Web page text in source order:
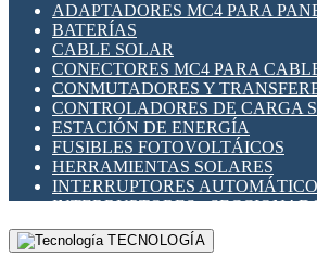
ADAPTADORES MC4 PARA
BATERÍAS
CABLE SOLAR
CONECTORES MC4 PARA
CONMUTADORES Y
CONTROLADORES DE CARGA
ESTACIÓN DE ENERGÍA
FUSIBLES FOTOVOLTÁICOS
HERRAMIENTAS SOLARES
INTERRUPTORES
INTERRUPTORES -
FOTOVOLTÁICOS
MONTAJE PANEL SOLAR
TECNOLOGÍA